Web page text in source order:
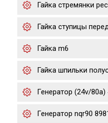
Гайка стремянки
Гайка ступицы
Гайка m6
Гайка шпильки
Генератор (24v/
Генератор nqr90